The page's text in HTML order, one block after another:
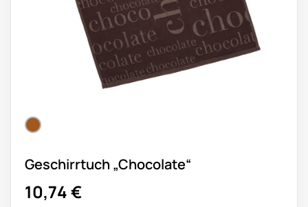
Geschirrtuch „Chocolate“
10,74€